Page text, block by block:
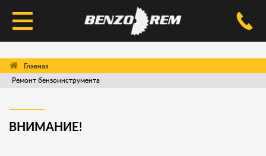
Ремонт бензоинструмента
ВНИМАНИЕ!